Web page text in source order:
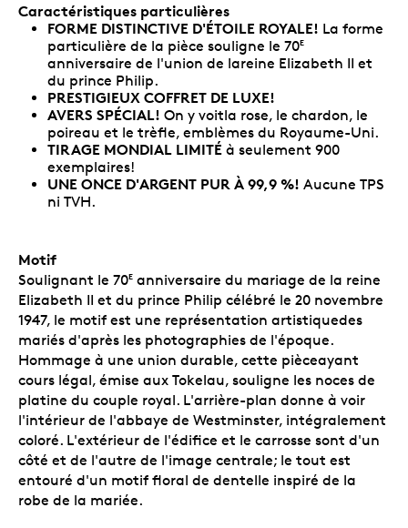
Caractéristiques particulières
FORME DISTINCTIVE D'ÉTOILE ROYALE! La forme
particulière de la pièce souligne le 70E
anniversaire de l'union de lareine Elizabeth II et
du prince Philip.
PRESTIGIEUX COFFRET DE LUXE!
AVERS SPÉCIAL! On y voitla rose, le chardon, le
poireau et le trèfle, emblèmes du Royaume-Uni.
TIRAGE MONDIAL LIMITÉ à seulement 900
exemplaires!
UNE ONCE D'ARGENT PUR À 99,9 %! Aucune TPS
ni TVH.
Motif
Soulignant le 70E anniversaire du mariage de la reine
Elizabeth II et du prince Philip célébré le 20 novembre
1947, le motif est une représentation artistiquedes
mariés d'après les photographies de l'époque.
Hommage à une union durable, cette pièceayant
cours légal, émise aux Tokelau, souligne les noces de
platine du couple royal. L'arrière-plan donne à voir
l'intérieur de l'abbaye de Westminster, intégralement
coloré. L'extérieur de l'édifice et le carrosse sont d'un
côté et de l'autre de l'image centrale; le tout est
entouré d'un motif floral de dentelle inspiré de la
robe de la mariée.